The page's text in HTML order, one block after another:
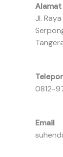
Jl.
0812-
Email